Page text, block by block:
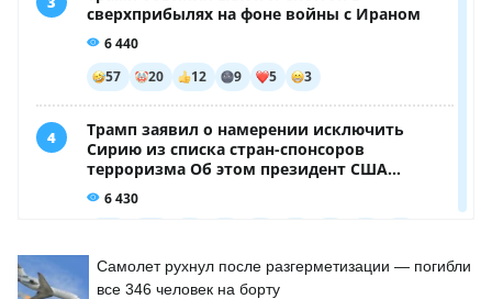
Самолет рухнул после разгерметизации — погибли
все 346 человек на борту